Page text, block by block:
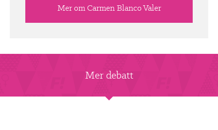
Mer om Carmen Blanco Valer
Mer debatt